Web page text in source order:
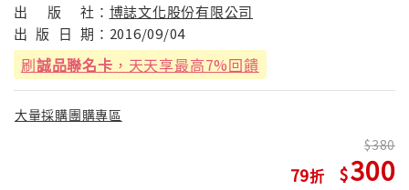
出
版 社： 博誌文化股份有限公司
出 版 日 期： 2016/09/04
刷誠品聯名卡 ，天天享最高7%回饋
大量採購團購專區
79
380
300